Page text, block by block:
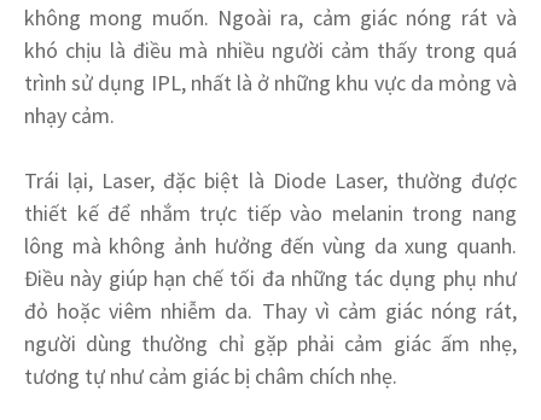
không mong muốn. Ngoài ra, cảm giác nóng rát và
khó chịu là điều mà nhiều người cảm thấy trong quá
trình sử dụng IPL, nhất là ở những khu vực da mỏng và
nhạy cảm.
Trái lại, Laser, đặc biệt là Diode Laser, thường được
thiết kế để nhắm trực tiếp vào melanin trong nang
lông mà không ảnh hưởng đến vùng da xung quanh.
Điều này giúp hạn chế tối đa những tác dụng phụ như
đỏ hoặc viêm nhiễm da. Thay vì cảm giác nóng rát,
người dùng thường chỉ gặp phải cảm giác ấm nhẹ,
tương tự như cảm giác bị châm chích nhẹ.